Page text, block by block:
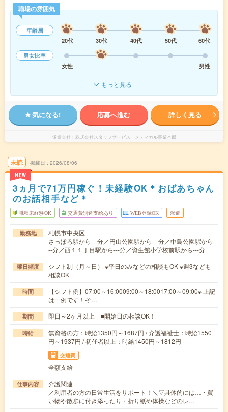
職場の雰囲気
年齢層
20代
30代 40代 50代
60代
男女比率
女性
男性
もっと見る
気になる! 応募へ進む 詳しく見る
派遣会社 株式会社スタッフサービス メディカル事業本部
未読
NEW
掲載日 2026/08/06
3ヵ月で71万円稼ぐ！未経験OK＊おばあちゃん
のお話相手など＊
職種未経験OK 交通費別途支給あり WEB登録OK 派遣
勤務地
札幌市中央区
さっぽろ駅から---分／円山公園駅から---分／中島公園駅から-
--分／西１１丁目駅から---分／資生館小学校前駅から---分
曜日頻度
シフト制（月～日） ※平日のみなどの相談もOK ※週3なども
相談OK
時間
【シフト例】07:00～16:0009:00～18:0017:00～09:00※ 上記
は一例です！そ…
期間 即日～2ヶ月以上 ■開始日の相談OK！
時給
無資格の方：時給1350円～1687円 / 介護福祉士：時給1550
円～1937円 / 初任者以上：時給1450円～1812円
交通費
全額支給
仕事内容
介護関連
／利用者の方の日常生活をサポート！＼▽具体的には…・買
い物や散歩に付き添ったり・折り紙や体操などのレ…